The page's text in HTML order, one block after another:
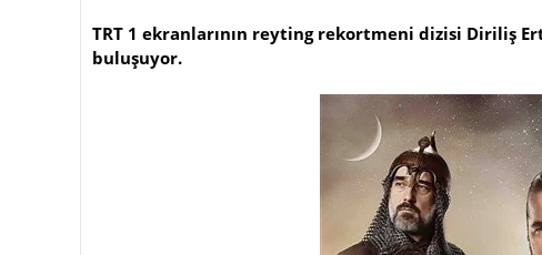
TRT 1 ekranlarının reyting rekortmeni dizisi Diriliş
buluşuyor.